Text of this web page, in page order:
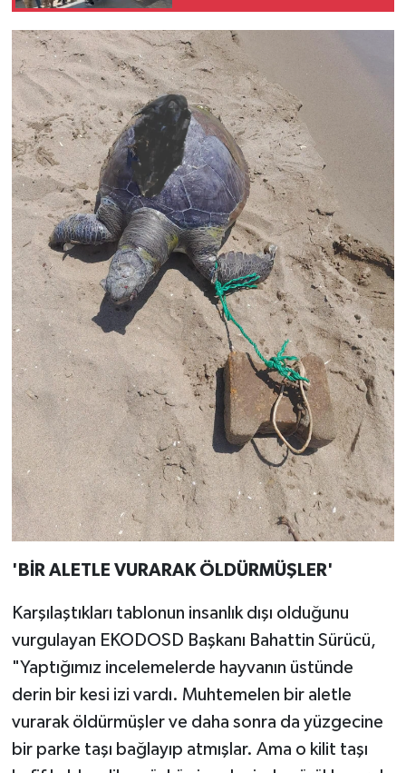
'BİR ALETLE VURARAK ÖLDÜRMÜŞLER'
Karşılaştıkları tablonun insanlık dışı olduğunu
vurgulayan EKODOSD Başkanı Bahattin Sürücü,
"Yaptığımız incelemelerde hayvanın üstünde
derin bir kesi izi vardı. Muhtemelen bir aletle
vurarak öldürmüşler ve daha sonra da yüzgecine
bir parke taşı bağlayıp atmışlar. Ama o kilit taşı